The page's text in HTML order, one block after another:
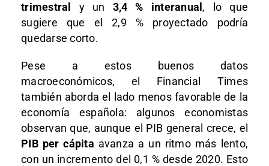
trimestral
y un 3,4 % interanual , lo que
sugiere que el 2,9 % proyectado podría
quedarse corto.
Pese a estos buenos datos
macroeconómicos, el Financial Times
también aborda el lado menos favorable de la
economía española: algunos economistas
observan que, aunque el PIB general crece, el
PIB per cápita avanza a un ritmo más lento,
con un incremento del 0,1 % desde 2020. Esto